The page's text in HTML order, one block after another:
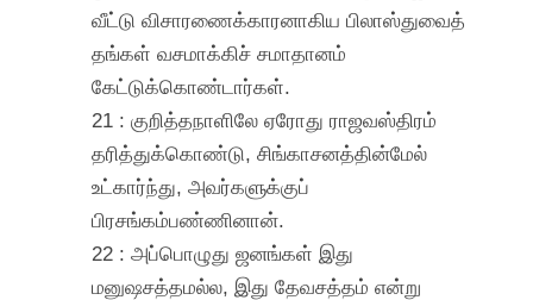
வீட்டு விசாரணைக்காரனாகிய பிலாஸ்துவைத்
தங்கள் வசமாக்கிச் சமாதானம்
கேட்டுக்கொண்டார்கள்.
21 : குறித்தநாளிலே ஏரோது ராஜவஸ்திரம்
தரித்துக்கொண்டு, சிங்காசனத்தின்மேல்
உட்கார்ந்து, அவர்களுக்குப்
பிரசங்கம்பண்ணினான்.
22 : அப்பொழுது ஜனங்கள் இது
மனுஷசத்தமல்ல, இது தேவசத்தம் என்று